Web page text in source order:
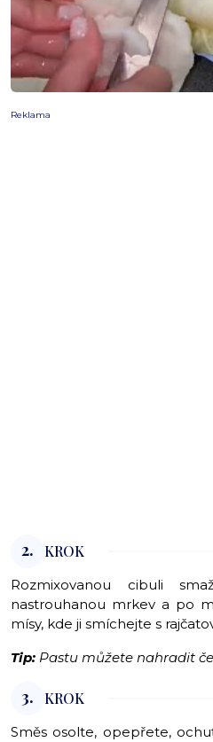
Reklama
2. KROK
Rozmixovanou cibuli
nastrouhanou mrkev a po
mísy, kde ji smíchejte s
Tip: Pastu můžete nahradit
3. KROK
Směs osolte, opepřete,